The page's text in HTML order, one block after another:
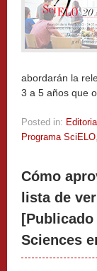
abordarán la
3 a 5 años que
Posted in:
Programa SciELO,
Cómo
lista de
Sciences